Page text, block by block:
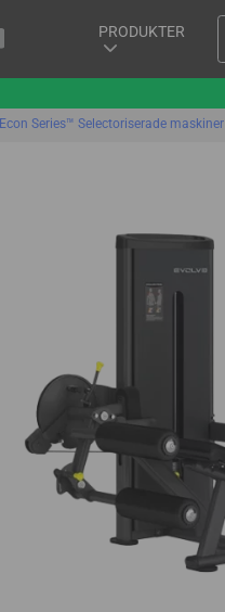
PRODUKTER
Econ Series™ Selectoriserade maskiner